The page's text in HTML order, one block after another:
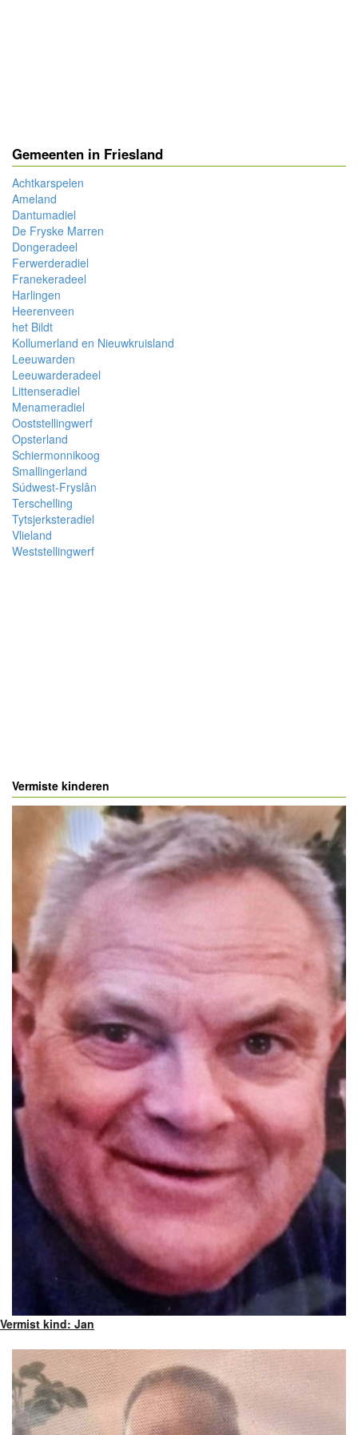
Gemeenten in Friesland
Achtkarspelen
Ameland
Dantumadiel
De Fryske Marren
Dongeradeel
Ferwerderadiel
Franekeradeel
Harlingen
Heerenveen
het Bildt
Kollumerland en Nieuwkruisland
Leeuwarden
Leeuwarderadeel
Littenseradiel
Menameradiel
Ooststellingwerf
Opsterland
Schiermonnikoog
Smallingerland
Súdwest-Fryslân
Terschelling
Tytsjerksteradiel
Vlieland
Weststellingwerf
Vermiste kinderen
Vermist kind: Jan